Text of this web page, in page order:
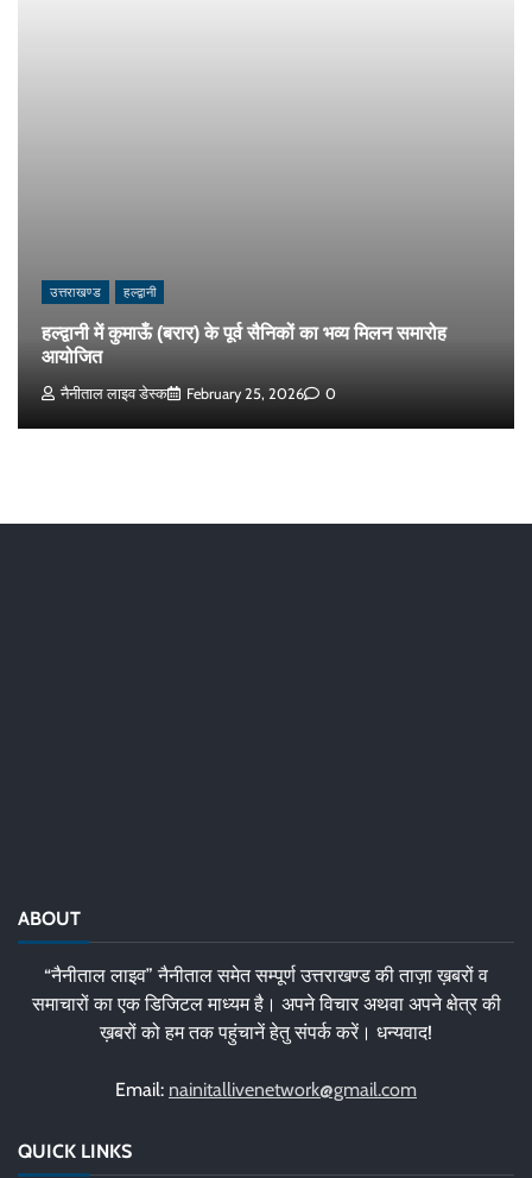
उत्तराखण्ड हल्द्वानी
हल्द्वानी में कुमाऊँ (बरार) के पूर्व सैनिकों का भव्य मिलन समारोह
आयोजित
नैनीताल लाइव डेस्क February 25, 2026 0
ABOUT
“नैनीताल लाइव” नैनीताल समेत सम्पूर्ण उत्तराखण्ड की ताज़ा ख़बरों व
समाचारों का एक डिजिटल माध्यम है। अपने विचार अथवा अपने क्षेत्र की
ख़बरों को हम तक पहुंचानें हेतु संपर्क करें। धन्यवाद!
Email: nainitallivenetwork@gmail.com
QUICK LINKS